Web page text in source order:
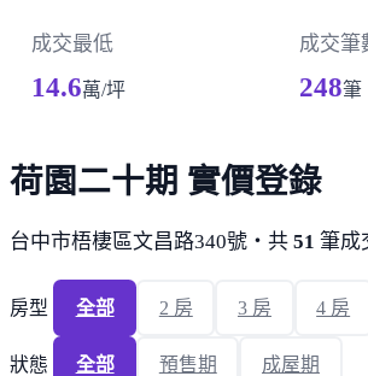
成交最低
14.6萬/坪
成交筆
248筆
荷園二十期 實價登錄
台中市梧棲區文昌路340號・共 51 筆成
房型 全部 2 房 3 房 4 房
狀態 全部 預售期 成屋期